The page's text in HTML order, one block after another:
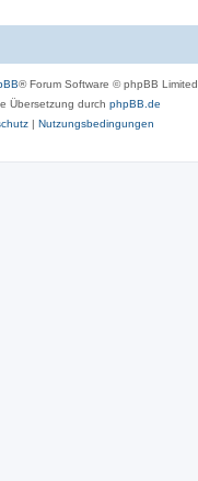
® Forum Software © phpBB Limited
Übersetzung durch phpBB.de
| Nutzungsbedingungen